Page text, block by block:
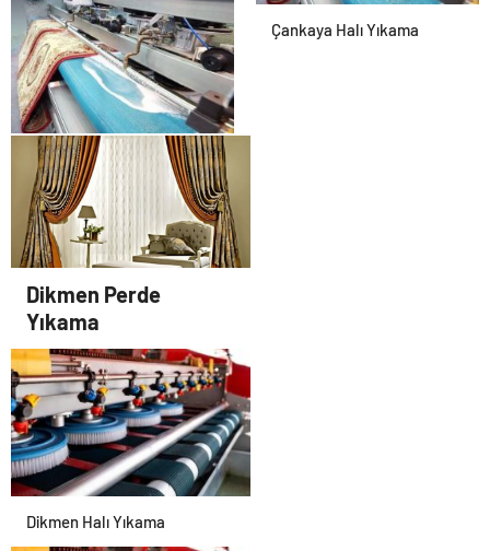
Perde Yıkama
Antibakteriyel
Çankaya Halı Yıkama
Ayrancı Halı Yıkama
Dikmen Perde
Yıkama
Dikmen Halı Yıkama